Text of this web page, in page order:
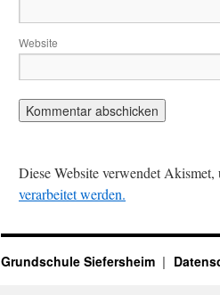
Website
Diese Website verwendet
verarbeitet werden.
Grundschule Siefersheim